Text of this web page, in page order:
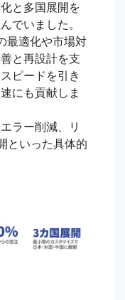
と多国展開を
でいました。
最適化や市場対
と再設計を支
ピードを引き
にも貢献しま
ラー削減、リ
といった具体的